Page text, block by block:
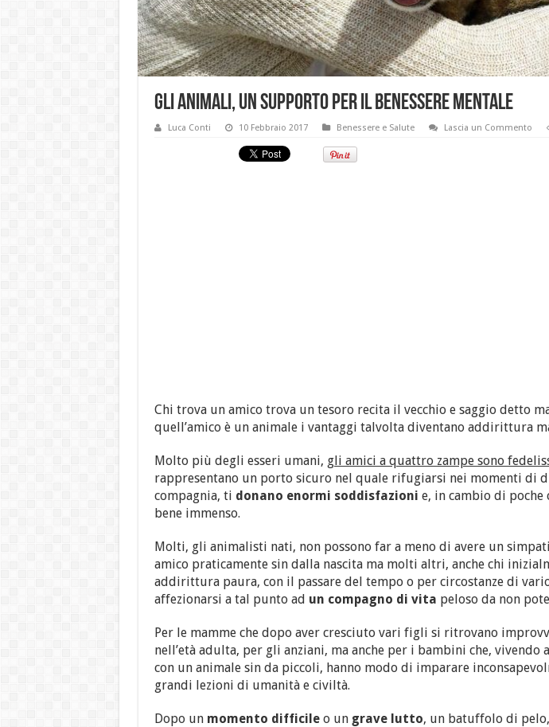
Gli animali, un supporto per il benessere mentale
Luca Conti 10 Febbraio 2017 Benessere e Salute Lascia un Commento
Chi trova un amico trova un tesoro recita il vecchio e saggio detto
quell’amico è un animale i vantaggi talvolta diventano addirittura
Molto più degli esseri umani, gli amici a quattro zampe sono
rappresentano un porto sicuro nel quale rifugiarsi nei momenti di
compagnia, ti donano enormi soddisfazioni e, in cambio di poche
bene immenso.
Molti, gli animalisti nati, non possono far a meno di avere un
amico praticamente sin dalla nascita ma molti altri, anche chi
addirittura paura, con il passare del tempo o per circostanze di
affezionarsi a tal punto ad un compagno di vita peloso da non
Per le mamme che dopo aver cresciuto vari figli si ritrovano
nell’età adulta, per gli anziani, ma anche per i bambini che, vivendo
con un animale sin da piccoli, hanno modo di imparare
grandi lezioni di umanità e civiltà.
Dopo un momento difficileo un grave lutto, un batuffolo di